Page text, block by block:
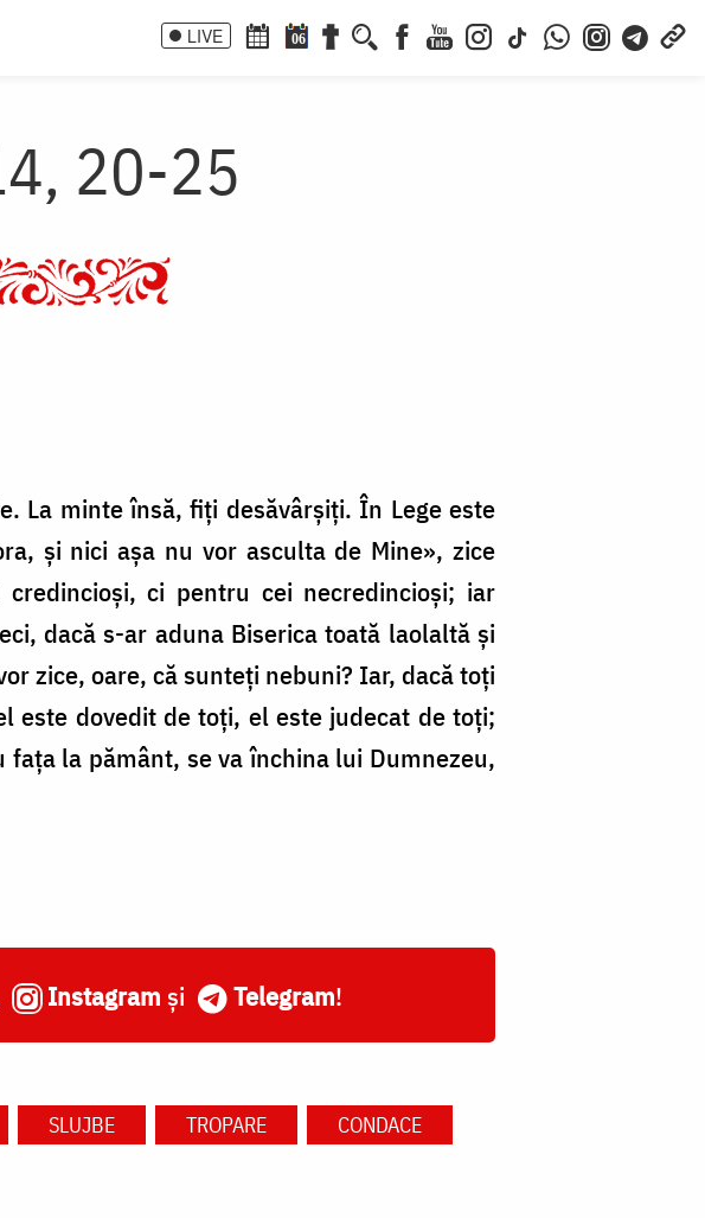
LIVE 06
20-25
La minte însă, fiți desăvârșiți. În Lege este
și nici așa nu vor asculta de Mine», zice
ci pentru cei necredincioși; iar
dacă s-ar aduna Biserica toată laolaltă și
zice, oare, că sunteți nebuni? Iar, dacă toți
este dovedit de toți, el este judecat de toți;
la pământ, se va închina lui Dumnezeu,
Instagram și Telegram!
SLUJBE TROPARE CONDACE